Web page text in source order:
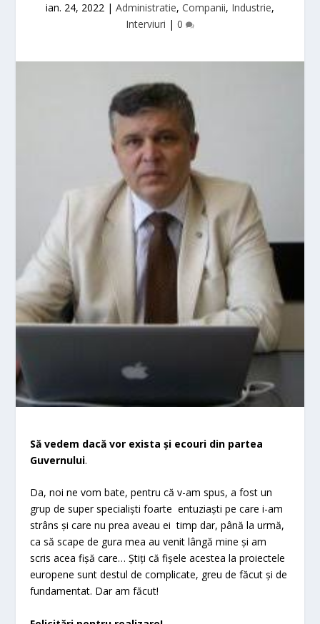
ian. 24, 2022 | Administratie, Companii, Industrie,
Interviuri | 0
Să vedem dacă vor exista și ecouri din partea
Guvernului.
Da, noi ne vom bate, pentru că v-am spus, a fost un
grup de super specialiști foarte entuziaști pe care i-am
strâns și care nu prea aveau ei timp dar, până la urmă,
ca să scape de gura mea au venit lângă mine și am
scris acea fișă care… Știți că fișele acestea la proiectele
europene sunt destul de complicate, greu de făcut și de
fundamentat. Dar am făcut!